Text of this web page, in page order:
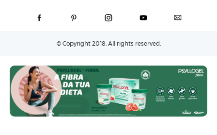
© Copyright 2018. All rights reserved.